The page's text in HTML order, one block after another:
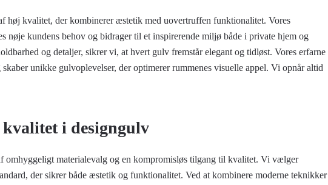
høj kvalitet, der kombinerer æstetik med uovertruffen funktionalitet. Vores
nøje kundens behov og bidrager til et inspirerende miljø både i private hjem og
og detaljer, sikrer vi, at hvert gulv fremstår elegant og tidløst. Vores erfarne
unikke gulvoplevelser, der optimerer rummenes visuelle appel. Vi opnår altid
i designgulv
omhyggeligt materialevalg og en kompromisløs tilgang til kvalitet. Vi vælger
der sikrer både æstetik og funktionalitet. Ved at kombinere moderne teknikker